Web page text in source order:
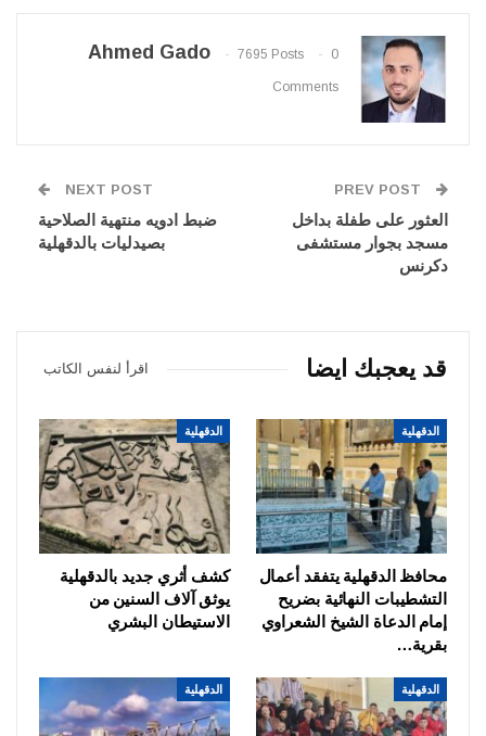
Ahmed Gado 7695 Posts 0
Comments
العثور على طفلة بداخل
مسجد بجوار مستشفى
دكرنس
NEXT POST
ضبط ادويه منتهية الصلاحية
بصيدليات بالدقهلية
قد يعجبك ايضا اقرأ لنفس الكاتب
الدقهلية
محافظ الدقهلية يتفقد أعمال
التشطيبات النهائية بضريح
إمام الدعاة الشيخ الشعراوي
بقرية…
الدقهلية
كشف أثري جديد بالدقهلية
يوثق آلاف السنين من
الاستيطان البشري
الدقهلية الدقهلية